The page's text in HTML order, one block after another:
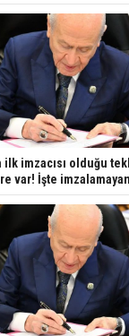
ilk imzacısı olduğu
var! İşte